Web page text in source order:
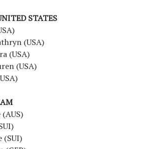
STATES
(USA)
(USA)
(USA)
(SUI)